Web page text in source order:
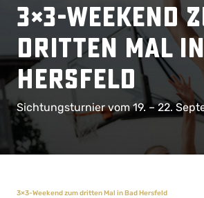
3×3-Weekend
dritten Mal in
Hersfeld
Sichtungsturnier vom 19. – 22.
3×3-Weekend zum dritten Mal in Bad Hersfeld